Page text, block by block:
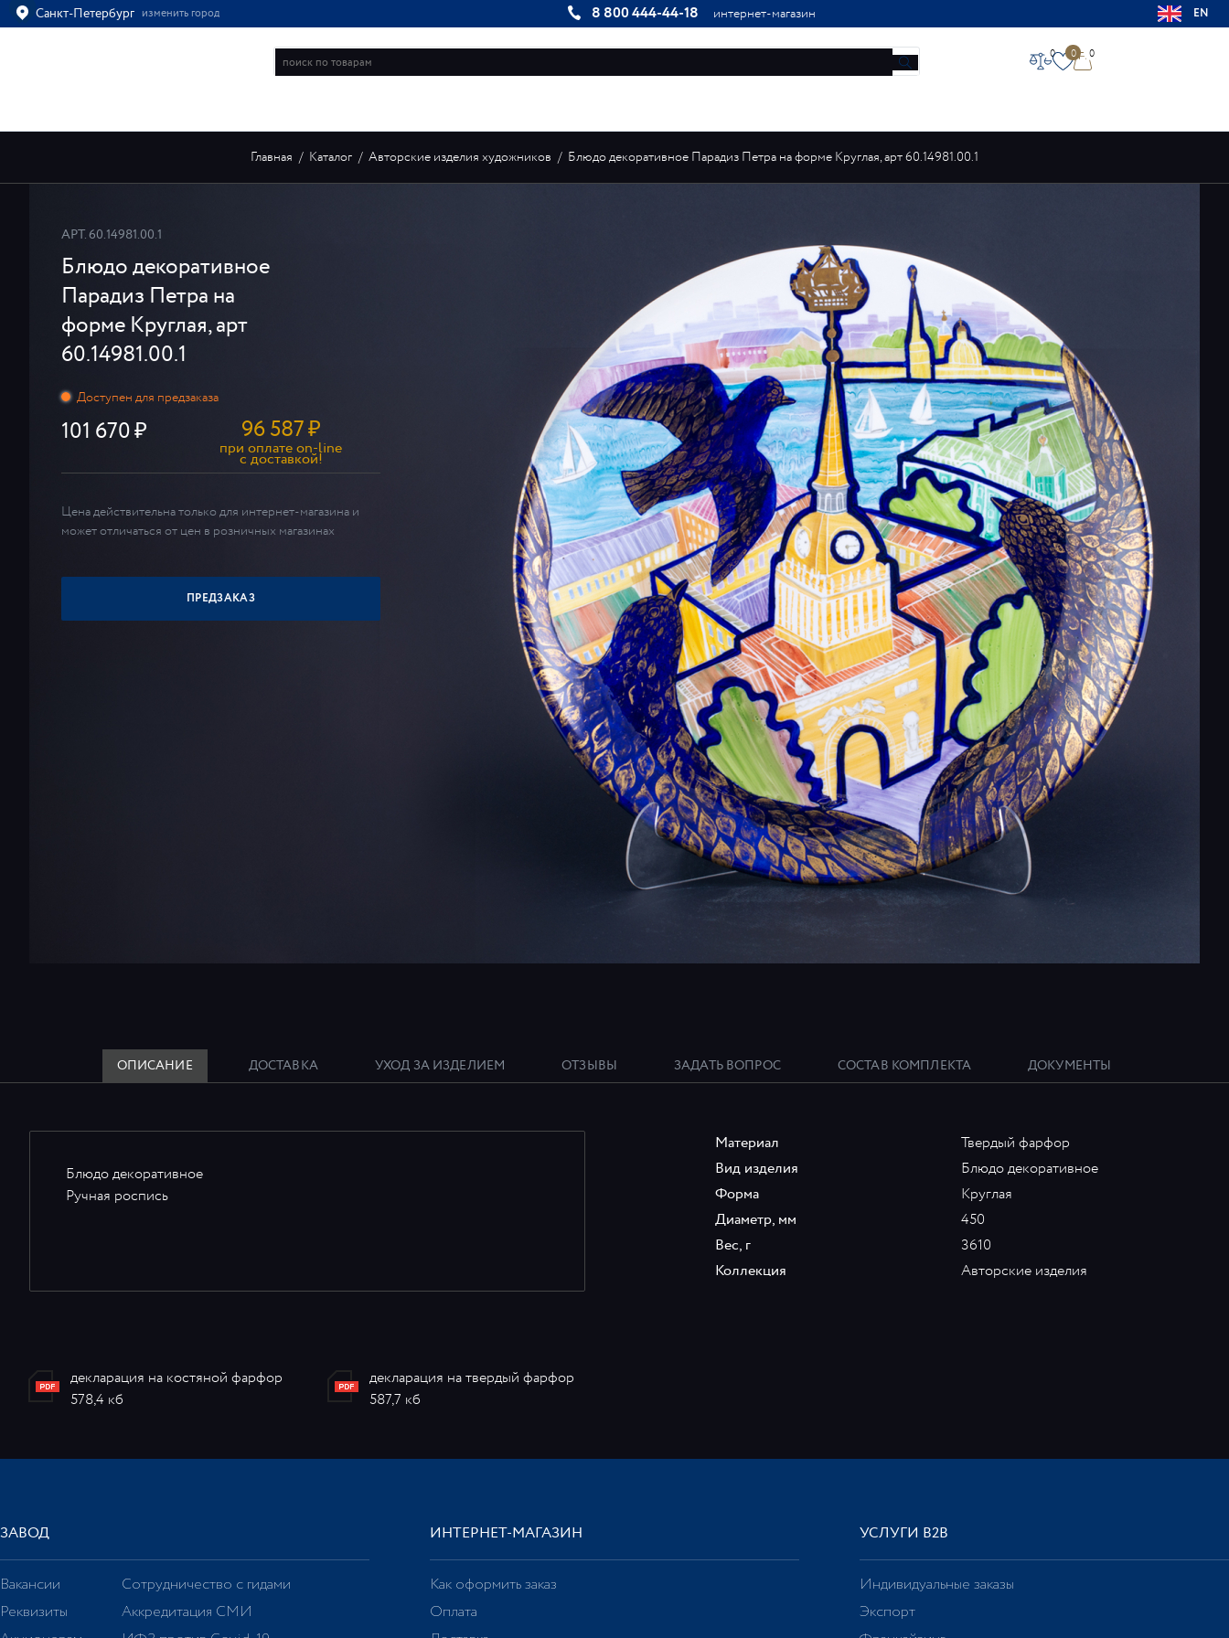
Санкт-Петербург изменить город 8 800 444-44-18 интернет-магазин EN
0 0 0
Главная / Каталог / Авторские изделия художников / Блюдо декоративное Парадиз Петра на форме Круглая, арт 60.14981.00.1
АРТ.60.14981.00.1
Блюдо декоративное
Парадиз Петра на
форме Круглая, арт
60.14981.00.1
101 670 96 587₽
при оплате on-line
c доставкой!
Цена действительна только для интернет-магазина и
может отличаться от цен в розничных магазинах
ПРЕДЗАКАЗ
ОПИСАНИЕ ДОСТАВКА УХОД ЗА ИЗДЕЛИЕМ ОТЗЫВЫ ЗАДАТЬ ВОПРОС СОСТАВ КОМПЛЕКТА ДОКУМЕНТЫ
Блюдо декоративное
Ручная роспись
Материал
Твердый фарфор
Вид изделия
Блюдо декоративное
Форма
Круглая
Диаметр, мм
450
Вес, г
3610
Коллекция
Авторские изделия
декларация на костяной фарфор
578,4 кб
декларация на твердый фарфор
587,7 кб
ЗАВОД
Вакансии
Реквизиты
Сотрудничество с гидами
Аккредитация СМИ
ИНТЕРНЕТ-МАГАЗИН
Как оформить заказ
Оплата
УСЛУГИ В2В
Индивидуальные заказы
Экспорт